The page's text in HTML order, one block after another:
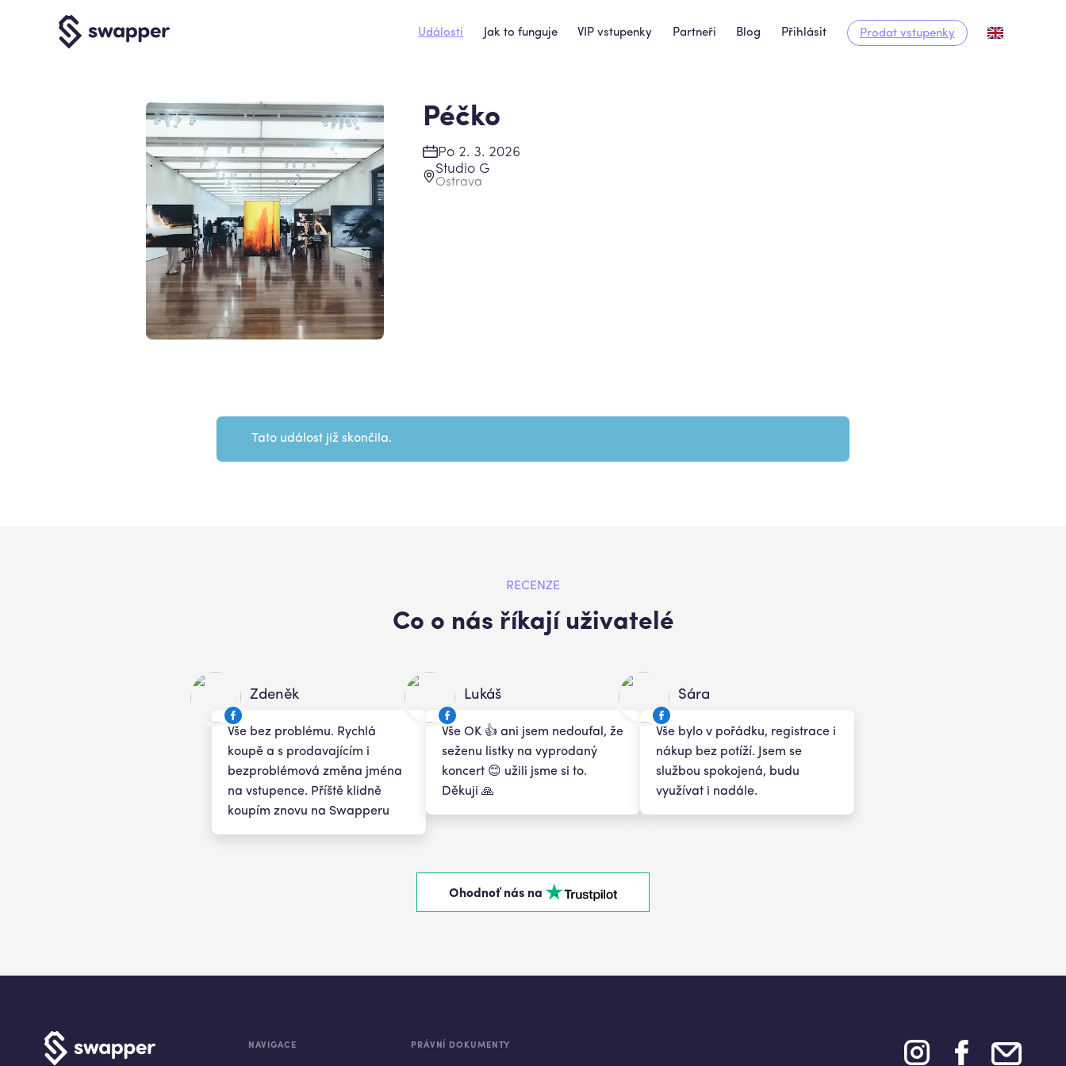
Události Jak to funguje VIP vstupenky Partneři Blog Přihlásit Prodat vstupenky
Péčko
Po 2. 3. 2026
Studio G
Ostrava
Tato událost již skončila.
RECENZE
Co o nás říkají uživatelé
Zdeněk
Vše bez problému. Rychlá
koupě a s prodavajícím i
bezproblémová změna jména
na vstupence. Příště klidně
koupím znovu na Swapperu
Lukáš
Vše OK 👍 ani jsem nedoufal, že
seženu listky na vyprodaný
koncert 😊 užili jsme si to.
Děkuji 🙏
Sára
Vše bylo v pořádku, registrace i
nákup bez potíží. Jsem se
službou spokojená, budu
využívat i nadále.
Ohodnoť nás na
NAVIGACE PRÁVNÍ DOKUMENTY